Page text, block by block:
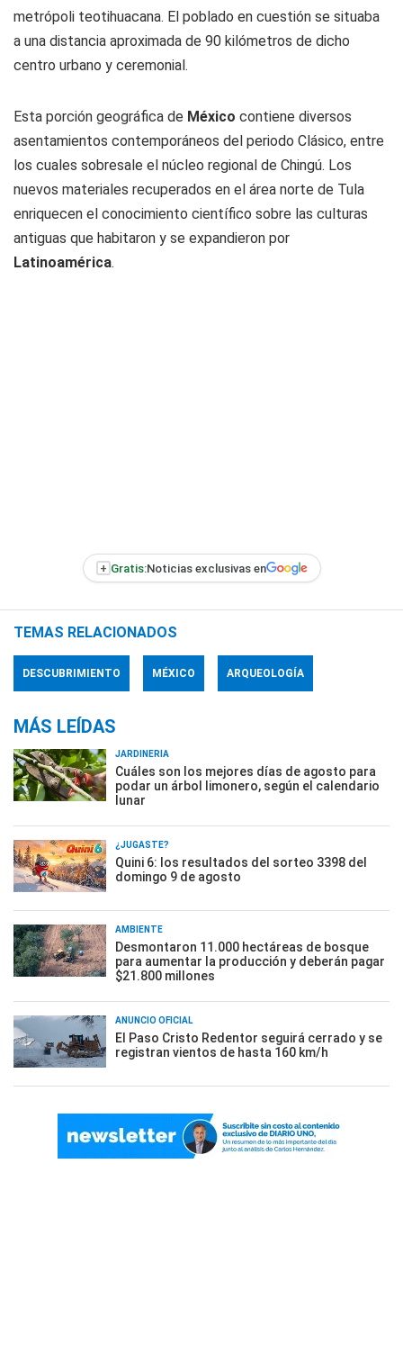
metrópoli teotihuacana. El poblado en cuestión se situaba
a una distancia aproximada de 90 kilómetros de dicho
centro urbano y ceremonial.
Esta porción geográfica de México contiene diversos
asentamientos contemporáneos del periodo Clásico, entre
los cuales sobresale el núcleo regional de Chingú. Los
nuevos materiales recuperados en el área norte de Tula
enriquecen el conocimiento científico sobre las culturas
antiguas que habitaron y se expandieron por
Latinoamérica.
+ Gratis:Noticias exclusivas en
TEMAS RELACIONADOS
DESCUBRIMIENTO MÉXICO ARQUEOLOGÍA
MÁS LEÍDAS
JARDINERÍA
Cuáles son los mejores días de agosto para
podar un árbol limonero, según el calendario
lunar
¿JUGASTE?
Quini 6: los resultados del sorteo 3398 del
domingo 9 de agosto
AMBIENTE
Desmontaron 11.000 hectáreas de bosque
para aumentar la producción y deberán pagar
$21.800 millones
ANUNCIO OFICIAL
El Paso Cristo Redentor seguirá cerrado y se
registran vientos de hasta 160 km/h